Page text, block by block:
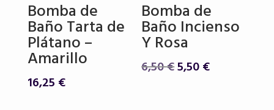
Bomba de
Baño Tarta de
Plátano –
Amarillo
16,25 €
Bomba de
Baño Incienso
Y Rosa
6,50€El
5,50€El